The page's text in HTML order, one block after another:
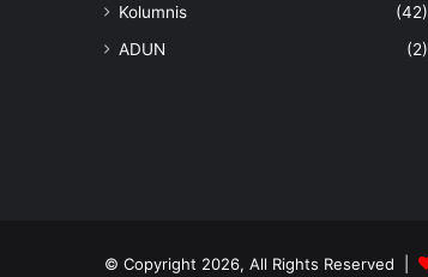
Kolumnis
(42)
ADUN
(2)
© Copyright 2026, All Rights Reserved |